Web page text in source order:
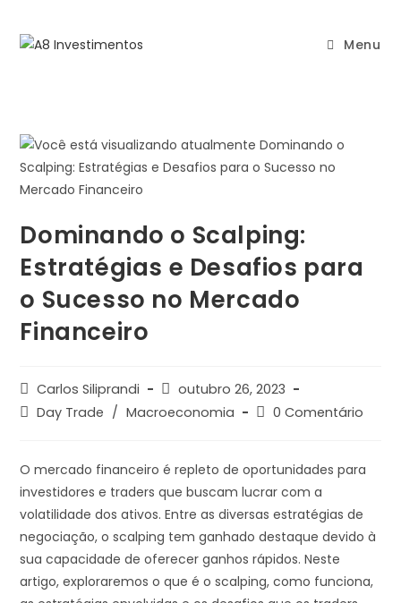
Menu
Dominando o Scalping:
Estratégias e Desafios para
o Sucesso no Mercado
Financeiro
Carlos Siliprandi
outubro 26, 2023
Day Trade / Macroeconomia 0 Comentário
O mercado financeiro é repleto de oportunidades para
investidores e traders que buscam lucrar com a
volatilidade dos ativos. Entre as diversas estratégias de
negociação, o scalping tem ganhado destaque devido à
sua capacidade de oferecer ganhos rápidos. Neste
artigo, exploraremos o que é o scalping, como funciona,